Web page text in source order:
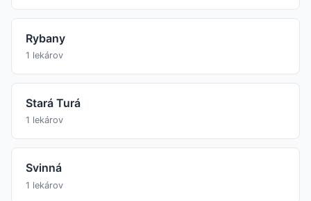
Rybany
1 lekárov
Stará Turá
1 lekárov
Svinná
1 lekárov